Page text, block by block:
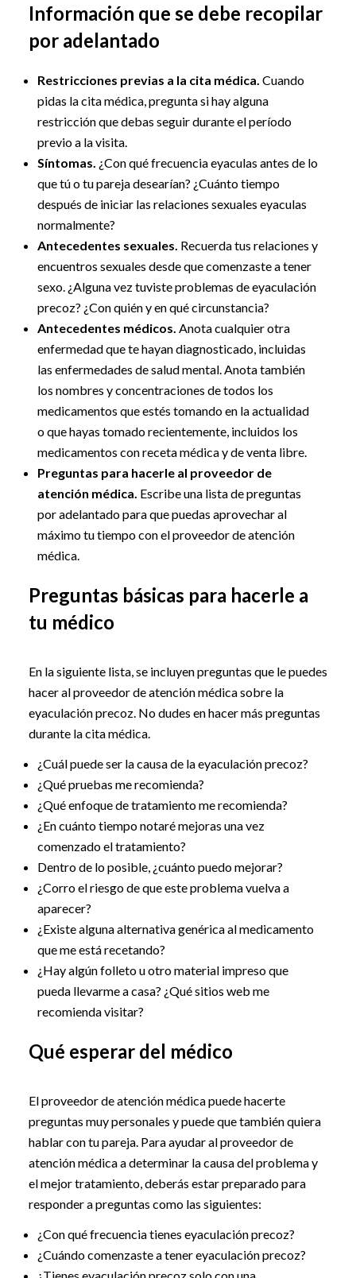
Información que se debe recopilar
por adelantado
Restricciones previas a la cita médica. Cuando
pidas la cita médica, pregunta si hay alguna
restricción que debas seguir durante el período
previo a la visita.
Síntomas. ¿Con qué frecuencia eyaculas antes de lo
que tú o tu pareja desearían? ¿Cuánto tiempo
después de iniciar las relaciones sexuales eyaculas
normalmente?
Antecedentes sexuales. Recuerda tus relaciones y
encuentros sexuales desde que comenzaste a tener
sexo. ¿Alguna vez tuviste problemas de eyaculación
precoz? ¿Con quién y en qué circunstancia?
Antecedentes médicos. Anota cualquier otra
enfermedad que te hayan diagnosticado, incluidas
las enfermedades de salud mental. Anota también
los nombres y concentraciones de todos los
medicamentos que estés tomando en la actualidad
o que hayas tomado recientemente, incluidos los
medicamentos con receta médica y de venta libre.
Preguntas para hacerle al proveedor de
atención médica. Escribe una lista de preguntas
por adelantado para que puedas aprovechar al
máximo tu tiempo con el proveedor de atención
médica.
Preguntas básicas para hacerle a
tu médico
En la siguiente lista, se incluyen preguntas que le puedes
hacer al proveedor de atención médica sobre la
eyaculación precoz. No dudes en hacer más preguntas
durante la cita médica.
¿Cuál puede ser la causa de la eyaculación precoz?
¿Qué pruebas me recomienda?
¿Qué enfoque de tratamiento me recomienda?
¿En cuánto tiempo notaré mejoras una vez
comenzado el tratamiento?
Dentro de lo posible, ¿cuánto puedo mejorar?
¿Corro el riesgo de que este problema vuelva a
aparecer?
¿Existe alguna alternativa genérica al medicamento
que me está recetando?
¿Hay algún folleto u otro material impreso que
pueda llevarme a casa? ¿Qué sitios web me
recomienda visitar?
Qué esperar del médico
El proveedor de atención médica puede hacerte
preguntas muy personales y puede que también quiera
hablar con tu pareja. Para ayudar al proveedor de
atención médica a determinar la causa del problema y
el mejor tratamiento, deberás estar preparado para
responder a preguntas como las siguientes:
¿Con qué frecuencia tienes eyaculación precoz?
¿Cuándo comenzaste a tener eyaculación precoz?
¿Tienes eyaculación precoz solo con una